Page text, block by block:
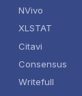
NVivo
XLSTAT
Citavi
Consensus
Writefull